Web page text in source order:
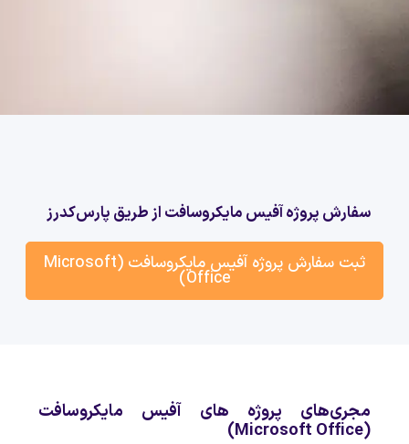
سفارش پروژه آفیس مایکروسافت از طریق پارس‌کدرز
ثبت سفارش پروژه آفیس مایکروسافت (Microsoft
Office)
مجری‌های پروژه های آفیس مایکروسافت
(Microsoft Office)